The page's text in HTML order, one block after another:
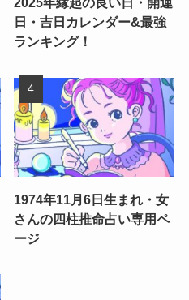
日・吉日カレンダー&最強
ランキング！
1974年11月6日生まれ・女
さんの四柱推命占い専用ペ
ージ